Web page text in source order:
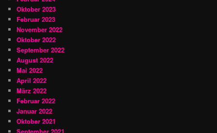
Oktober 2023
Februar 2023
November 2022
Oktober 2022
September 2022
August 2022
Mai 2022
April 2022
März 2022
Februar 2022
Januar 2022
Oktober 2021